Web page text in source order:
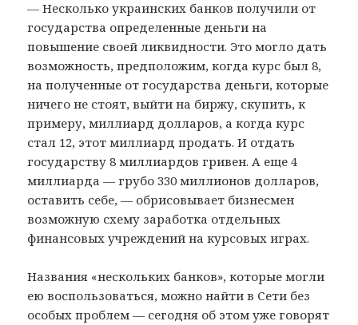
— Несколько украинских банков получили от
государства определенные деньги на
повышение своей ликвидности. Это могло дать
возможность, предположим, когда курс был 8,
на полученные от государства деньги, которые
ничего не стоят, выйти на биржу, скупить, к
примеру, миллиард долларов, а когда курс
стал 12, этот миллиард продать. И отдать
государству 8 миллиардов гривен. А еще 4
миллиарда — грубо 330 миллионов долларов,
оставить себе, — обрисовывает бизнесмен
возможную схему заработка отдельных
финансовых учреждений на курсовых играх.
Названия «нескольких банков», которые могли
ею воспользоваться, можно найти в Сети без
особых проблем — сегодня об этом уже говорят